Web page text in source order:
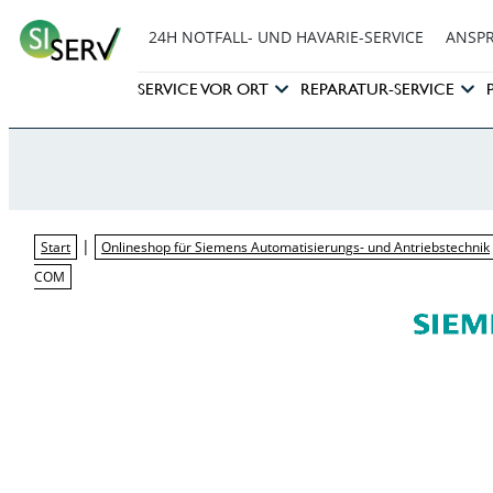
24H NOTFALL- UND HAVARIE-SERVICE
SERVICE VOR ORT REPARATUR-SERVICE
Start | Onlineshop für Siemens Automatisierungs- und Antriebstechnik
COM